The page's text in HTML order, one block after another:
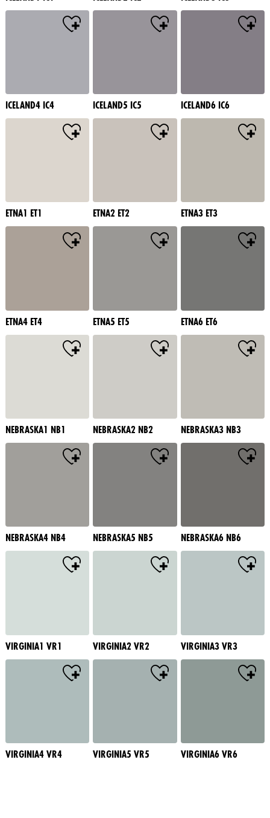
ICELAND4 IC4 ICELAND5 IC5 ICELAND6 IC6
ETNA1 ET1 ETNA2 ET2 ETNA3 ET3
ETNA4 ET4 ETNA5 ET5 ETNA6 ET6
NEBRASKA1 NB1 NEBRASKA2 NB2 NEBRASKA3 NB3
NEBRASKA4 NB4 NEBRASKA5 NB5 NEBRASKA6 NB6
VIRGINIA1 VR1 VIRGINIA2 VR2 VIRGINIA3 VR3
VIRGINIA4 VR4 VIRGINIA5 VR5 VIRGINIA6 VR6